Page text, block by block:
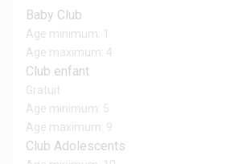
Baby Club
Age minimum: 1
Age maximum: 4
Club enfant
Gratuit
Age minimum: 5
Age maximum: 9
Club Adolescents